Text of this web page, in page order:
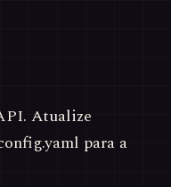
Atualize
para a